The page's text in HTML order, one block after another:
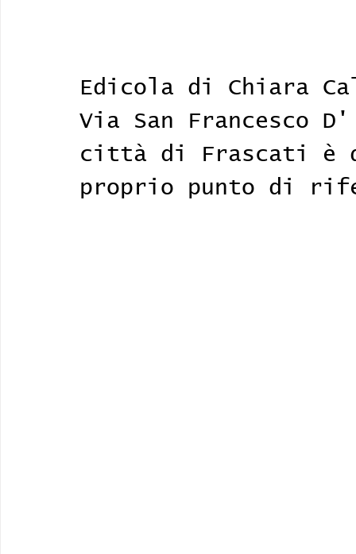
Edicola di Chiara
Via San Francesco
città di Frascati è
proprio punto di